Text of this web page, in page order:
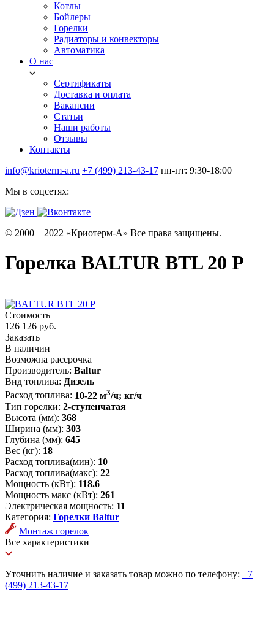
Котлы
Бойлеры
Горелки
Радиаторы и конвекторы
Автоматика
О нас
Сертификаты
Доставка и оплата
Вакансии
Статьи
Наши работы
Отзывы
Контакты
info@krioterm-a.ru +7 (499) 213-43-17 пн-пт: 9:30-18:00
Мы в соцсетях:
© 2000—2022 «Криотерм-А» Все права защищены.
Горелка BALTUR BTL 20 P
Стоимость
126 126 руб.
Заказать
В наличии
Возможна рассрочка
Производитель: Baltur
Вид топлива: Дизель
Расход топлива: 10-22 м3/ч; кг/ч
Тип горелки: 2-ступенчатая
Высота (мм): 368
Ширина (мм): 303
Глубина (мм): 645
Вес (кг): 18
Расход топлива(мин): 10
Расход топлива(макс): 22
Мощность (кВт): 118.6
Мощность макс (кВт): 261
Электрическая мощность: 11
Категория: Горелки Baltur
Монтаж горелок
Все характеристики
Уточнить наличие и заказать товар можно по телефону: +7
(499) 213-43-17